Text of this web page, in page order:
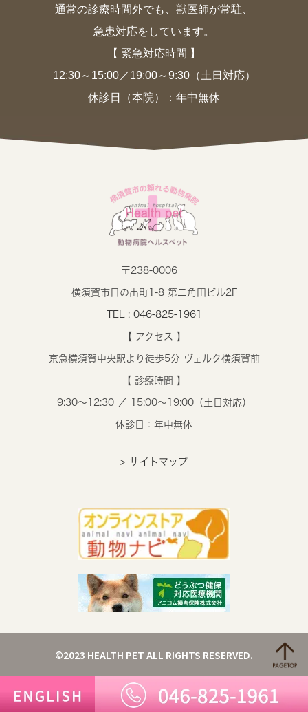
通常の診療時間外でも、獣医師が常駐、
急患対応をしています。
【 緊急対応時間 】
12:30～15:00／19:00～9:30（土日対応）
休診日（本院）：年中無休
〒238-0006
横須賀市日の出町1-8 第二角田ビル2F
TEL : 046-825-1961
【 アクセス 】
京急横須賀中央駅より徒歩5分 ヴェルク横須賀前
【 診療時間 】
9:30～12:30 ／ 15:00～19:00（土日対応）
休診日：年中無休
> サイトマップ
©2023 HEALTH PET ALL RIGHTS RESERVED.